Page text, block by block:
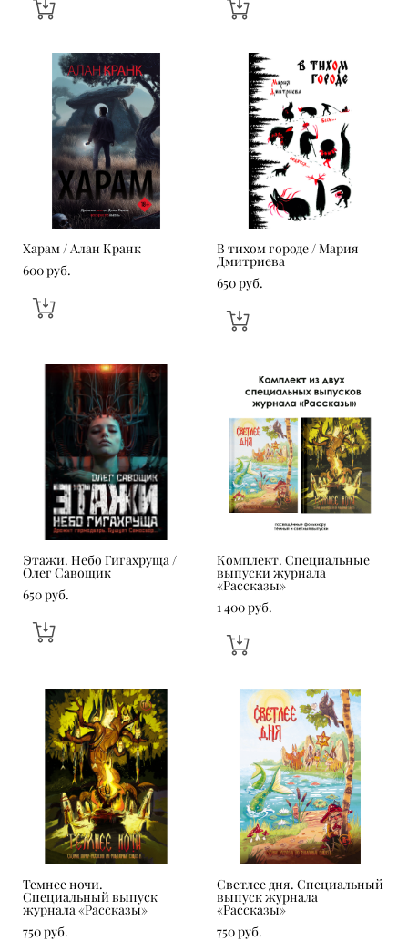
Харам / Алан Кранк
600 pуб.
В тихом городе / Мария
Дмитриева
650 pуб.
Этажи. Небо Гигахруща /
Олег Савощик
650 pуб.
Комплект. Специальные
выпуски журнала
«Рассказы»
1 400 pуб.
Темнее ночи.
Специальный выпуск
журнала «Рассказы»
750 pуб.
Светлее дня. Специальный
выпуск журнала
«Рассказы»
750 pуб.